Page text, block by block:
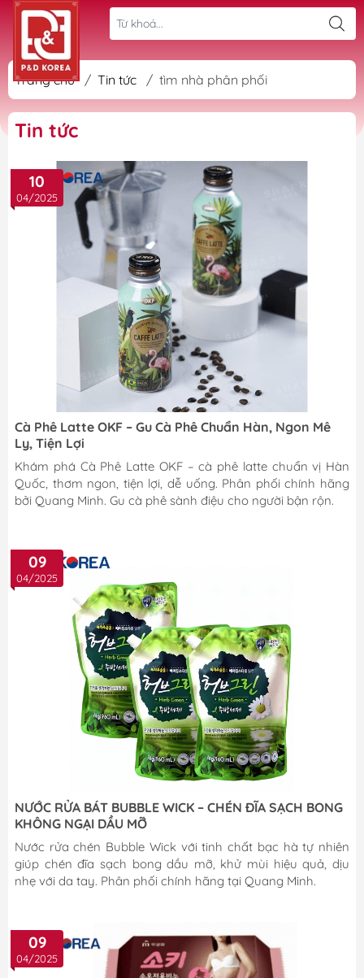
Trang chủ / Tin tức / tìm nhà phân phối
Tin tức
10
04/2025
Cà Phê Latte OKF – Gu Cà Phê Chuẩn Hàn, Ngon Mê
Ly, Tiện Lợi
Khám phá Cà Phê Latte OKF – cà phê latte chuẩn vị Hàn
Quốc, thơm ngon, tiện lợi, dễ uống. Phân phối chính hãng
bởi Quang Minh. Gu cà phê sành điệu cho người bận rộn.
09
04/2025
NƯỚC RỬA BÁT BUBBLE WICK – CHÉN ĐĨA SẠCH BONG
KHÔNG NGẠI DẦU MỠ
Nước rửa chén Bubble Wick với tinh chất bạc hà tự nhiên
giúp chén đĩa sạch bong dầu mỡ, khử mùi hiệu quả, dịu
nhẹ với da tay. Phân phối chính hãng tại Quang Minh.
09
04/2025